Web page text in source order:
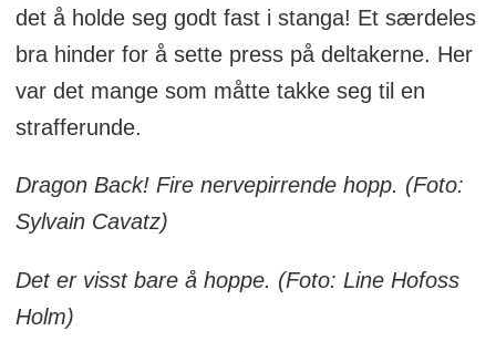
det å holde seg godt fast i stanga! Et særdeles
bra hinder for å sette press på deltakerne. Her
var det mange som måtte takke seg til en
strafferunde.
Dragon Back! Fire nervepirrende hopp. (Foto:
Sylvain Cavatz)
Det er visst bare å hoppe. (Foto: Line Hofoss
Holm)